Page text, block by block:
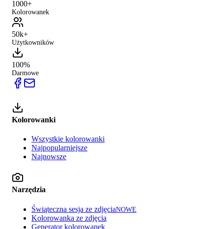
1000+
Kolorowanek
50k+
Użytkowników
100%
Darmowe
Kolorowanki
Wszystkie kolorowanki
Najpopularniejsze
Najnowsze
Narzędzia
Świąteczna sesja ze zdjęciaNOWE
Kolorowanka ze zdjęcia
Generator kolorowanek